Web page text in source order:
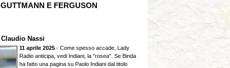
GUTTMANN E FERGUSON
Claudio Nassi
11 aprile 2025 - Come spesso accade, Lady
Radio anticipa, vedi Indiani, la "rosea". Se Binda
ha fatto una pagina su Paolo Indiani dal titolo